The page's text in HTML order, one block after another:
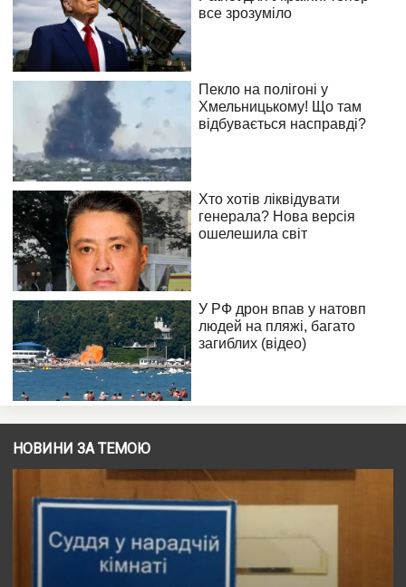
НОВИНИ ЗА ТЕМОЮ